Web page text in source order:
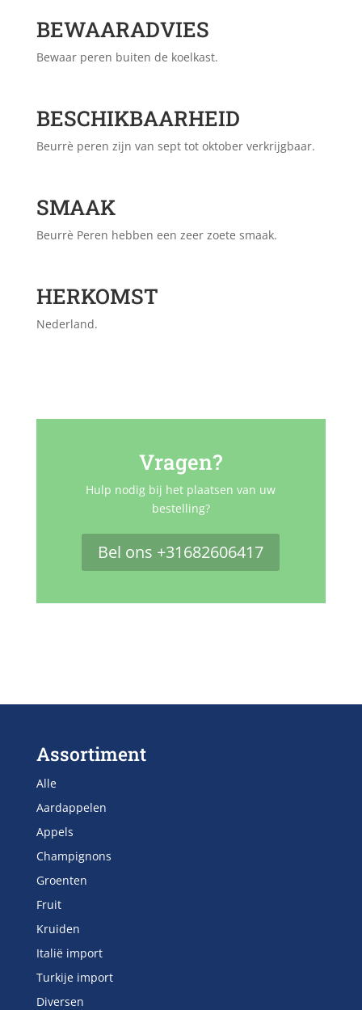
BEWAARADVIES
Bewaar peren buiten de koelkast.
BESCHIKBAARHEID
Beurrè peren zijn van sept tot oktober verkrijgbaar.
SMAAK
Beurrè Peren hebben een zeer zoete smaak.
HERKOMST
Nederland.
Vragen?
Hulp nodig bij het plaatsen van uw
bestelling?
Bel ons +31682606417
Assortiment
Alle
Aardappelen
Appels
Champignons
Groenten
Fruit
Kruiden
Italië import
Turkije import
Diversen